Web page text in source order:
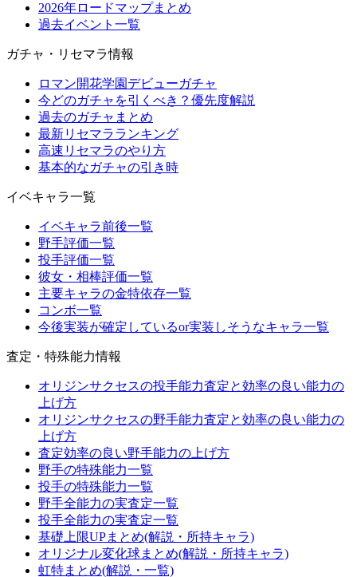
2026年ロードマップまとめ
過去イベント一覧
ガチャ・リセマラ情報
ロマン開花学園デビューガチャ
今どのガチャを引くべき？優先度解説
過去のガチャまとめ
最新リセマラランキング
高速リセマラのやり方
基本的なガチャの引き時
イベキャラ一覧
イベキャラ前後一覧
野手評価一覧
投手評価一覧
彼女・相棒評価一覧
主要キャラの金特依存一覧
コンボ一覧
今後実装が確定しているor実装しそうなキャラ一覧
査定・特殊能力情報
オリジンサクセスの投手能力査定と効率の良い能力の
上げ方
オリジンサクセスの野手能力査定と効率の良い能力の
上げ方
査定効率の良い野手能力の上げ方
野手の特殊能力一覧
投手の特殊能力一覧
野手全能力の実査定一覧
投手全能力の実査定一覧
基礎上限UPまとめ(解説・所持キャラ)
オリジナル変化球まとめ(解説・所持キャラ)
虹特まとめ(解説・一覧)